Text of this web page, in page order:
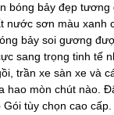
bóng bảy đẹp
nước sơn màu xanh
bảy soi gương
sang trọng tinh tế
trần xe sàn xe và
hao mòn chút nào.
Gói tùy chọn cao